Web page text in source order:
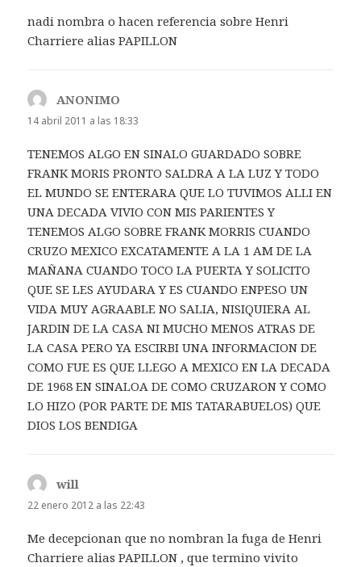
nadi nombra o hacen referencia sobre Henri
Charriere alias PAPILLON
ANONIMO
14 abril 2011 a las 18:33
TENEMOS ALGO EN SINALO GUARDADO SOBRE
FRANK MORIS PRONTO SALDRA A LA LUZ Y TODO
EL MUNDO SE ENTERARA QUE LO TUVIMOS ALLI EN
UNA DECADA VIVIO CON MIS PARIENTES Y
TENEMOS ALGO SOBRE FRANK MORRIS CUANDO
CRUZO MEXICO EXCATAMENTE A LA 1 AM DE LA
MAÑANA CUANDO TOCO LA PUERTA Y SOLICITO
QUE SE LES AYUDARA Y ES CUANDO ENPESO UN
VIDA MUY AGRAABLE NO SALIA, NISIQUIERA AL
JARDIN DE LA CASA NI MUCHO MENOS ATRAS DE
LA CASA PERO YA ESCIRBI UNA INFORMACION DE
COMO FUE ES QUE LLEGO A MEXICO EN LA DECADA
DE 1968 EN SINALOA DE COMO CRUZARON Y COMO
LO HIZO (POR PARTE DE MIS TATARABUELOS) QUE
DIOS LOS BENDIGA
will
22 enero 2012 a las 22:43
Me decepcionan que no nombran la fuga de Henri
Charriere alias PAPILLON , que termino vivito